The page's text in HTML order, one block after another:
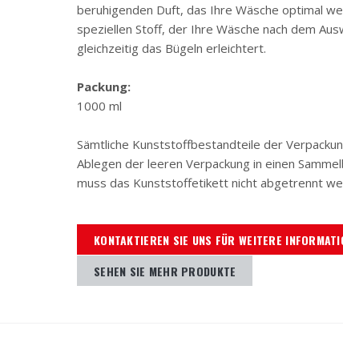
beruhigenden Duft, das Ihre Wäsche optimal
speziellen Stoff, der Ihre Wäsche nach dem
gleichzeitig das Bügeln erleichtert.
Packung:
1000 ml
Sämtliche Kunststoffbestandteile der
Ablegen der leeren Verpackung in einen
muss das Kunststoffetikett nicht abgetrennt
KONTAKTIEREN SIE UNS FÜR WEITERE
SEHEN SIE MEHR PRODUKTE